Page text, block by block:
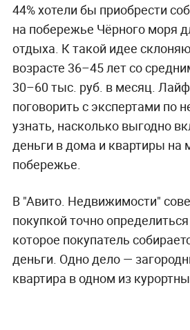
44% хотели бы приобрести
на побережье Чёрного моря
отдыха. К такой идее
возрасте 36–45 лет со
30–60 тыс. руб. в месяц.
поговорить с экспертами по
узнать, насколько выгодно
деньги в дома и квартиры на
побережье.
В "Авито. Недвижимости"
покупкой точно
которое покупатель
деньги. Одно дело —
квартира в одном из